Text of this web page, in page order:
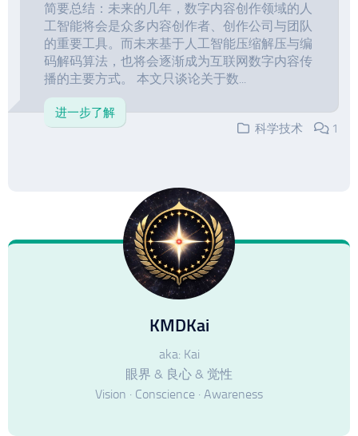
简要总结：未来的几年，数字内容创作领域的人
工智能将会是众多内容创作者、创作公司与团队
的重要工具。而未来基于人工智能压缩解压与编
码解码算法，也将会逐渐成为互联网数字内容传
播的主要方式。 本文只谈论关于数...
进一步了解
科学技术
1
KMDKai
aka: Kai
眼界 & 良心 & 觉性
Vision · Conscience · Awareness